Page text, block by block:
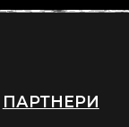
ПАРТНЕРИ